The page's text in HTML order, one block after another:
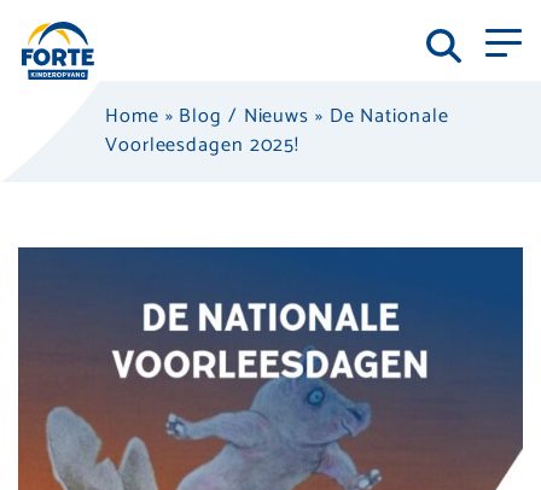
Home » Blog / Nieuws » De Nationale
Voorleesdagen 2025!